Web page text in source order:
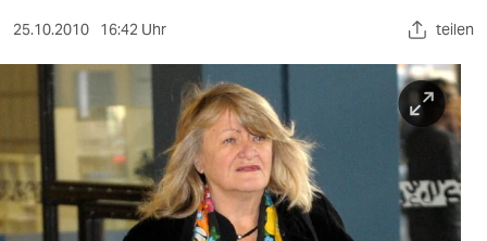
sport
berlin
nord
wahrheit
verlag
25.10.2010 16:42 Uhr teilen